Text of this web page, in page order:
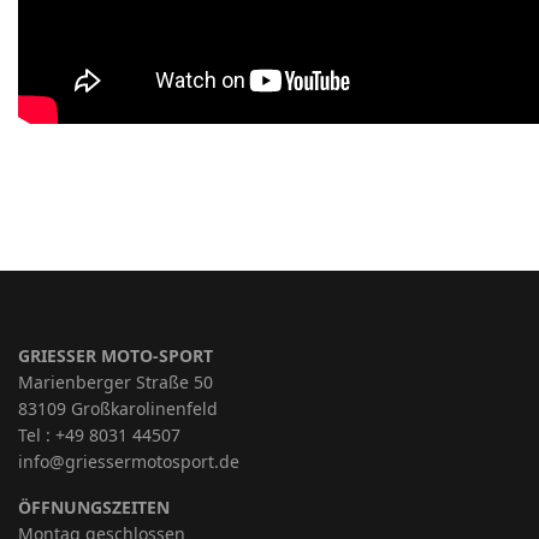
GRIESSER MOTO-SPORT
Marienberger Straße 50
83109 Großkarolinenfeld
Tel : +49 8031 44507
info@griessermotosport.de
ÖFFNUNGSZEITEN
Montag geschlossen